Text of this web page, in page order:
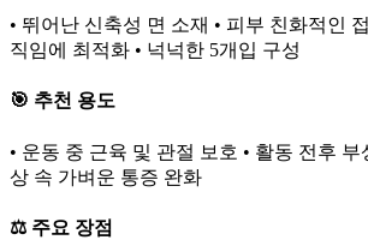
• 뛰어난 신축성 면 소재 • 피부 친화적인
직임에 최적화 • 넉넉한 5개입 구성
🎯 추천 용도
• 운동 중 근육 및 관절 보호 • 활동 전후 부
상 속 가벼운 통증 완화
⚖️ 주요 장점